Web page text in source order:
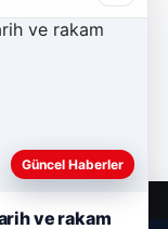
Güncel Haberler
ve rakam